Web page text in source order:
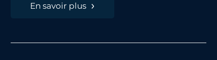
En savoir plus